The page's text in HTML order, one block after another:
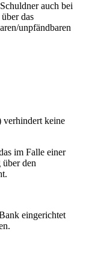
auch bei
das
unpfändbaren
verhindert keine
im Falle einer
den
eingerichtet